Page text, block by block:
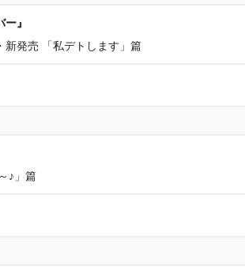
』
新発売 「私デトします」篇
♪」篇